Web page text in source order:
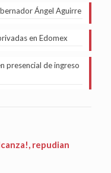
Ángel Aguirre
en Edomex
presencial de ingreso
repudian